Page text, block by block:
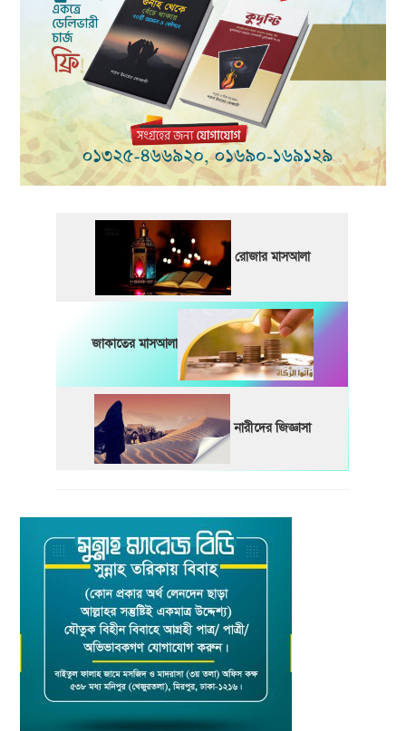
রোজার মাসআলা
জাকাতের মাসআলা
নারীদের জিজ্ঞাসা